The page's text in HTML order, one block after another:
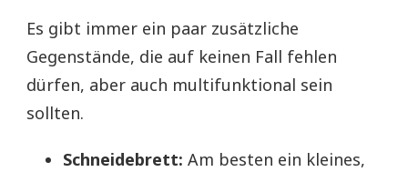
Es gibt immer ein paar zusätzliche
Gegenstände, die auf keinen Fall fehlen
dürfen, aber auch multifunktional sein
sollten.
Schneidebrett: Am besten ein kleines,